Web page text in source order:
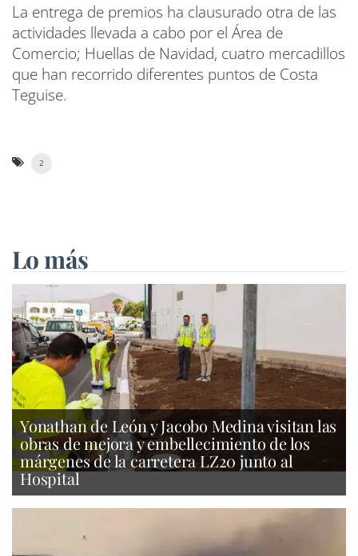
La entrega de premios ha clausurado otra de las
actividades llevada a cabo por el Área de
Comercio; Huellas de Navidad, cuatro mercadillos
que han recorrido diferentes puntos de Costa
Teguise.
2
Lo más
Yonathan de León y Jacobo Medina visitan las
obras de mejora y embellecimiento de los
márgenes de la carretera LZ20 junto al
Hospital